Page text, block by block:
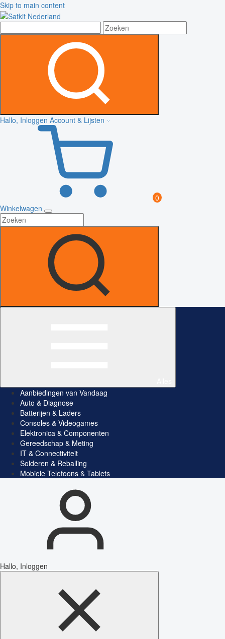
Skip to main content
Hallo, Inloggen Account & Lijsten
0
Winkelwagen
Aanbiedingen van Vandaag
Auto & Diagnose
Batterijen & Laders
Consoles & Videogames
Elektronica & Componenten
Gereedschap & Meting
IT & Connectiviteit
Solderen & Reballing
Mobiele Telefoons & Tablets
Hallo, Inloggen